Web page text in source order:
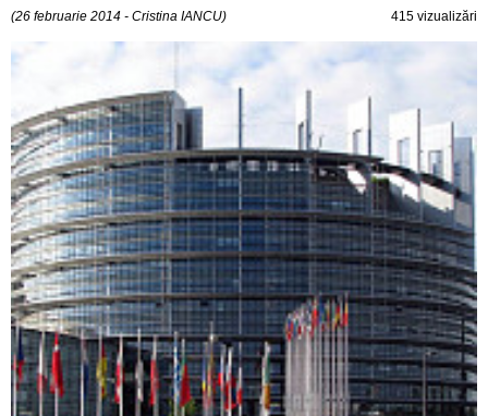
(26 februarie 2014 - Cristina IANCU) 415 vizualizări